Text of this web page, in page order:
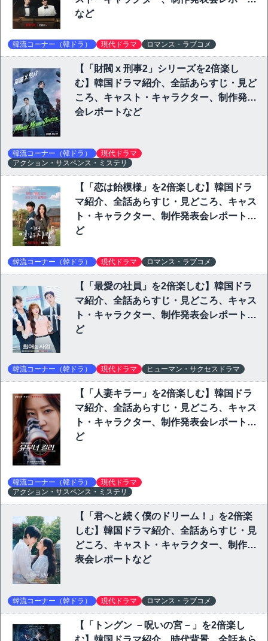
など
韓流コーナー（韓ドラ） 現代ドラマ ロマンス・ラブコメ
【「財閥 x 刑事2」シリーズを2倍楽し
む】韓国ドラマ紹介、全話あらすじ・見ど
ころ、キャスト・キャラクター、制作発表
会レポートなど
韓流コーナー（韓ドラ）
現代ドラマ
アクション・サスペンス・ミステリ
【「恋は飴模様」を2倍楽しむ】韓国ドラ
マ紹介、全話あらすじ・見どころ、キャス
ト・キャラクター、制作発表会レポートな
ど
韓流コーナー（韓ドラ） 現代ドラマ ロマンス・ラブコメ
【「最愛の社員」を2倍楽しむ】韓国ドラ
マ紹介、全話あらすじ・見どころ、キャス
ト・キャラクター、制作発表会レポートな
ど
韓流コーナー（韓ドラ） 現代ドラマ ヒューマン・サクセスドラマ
【「人妻キラー」を2倍楽しむ】韓国ドラ
マ紹介、全話あらすじ・見どころ、キャス
ト・キャラクター、制作発表会レポートな
ど
韓流コーナー（韓ドラ）
現代ドラマ
アクション・サスペンス・ミステリ
【「君へと続く僕のドリーム！」を2倍楽
しむ】韓国ドラマ紹介、全話あらすじ・見
どころ、キャスト・キャラクター、制作発
表会レポートなど
韓流コーナー（韓ドラ） 現代ドラマ ロマンス・ラブコメ
【「トングン －呪いの宮－」を2倍楽し